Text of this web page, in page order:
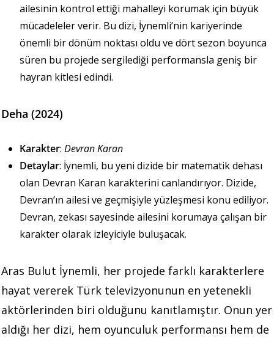
ailesinin kontrol ettiği mahalleyi korumak için büyük
mücadeleler verir. Bu dizi, İynemli’nin kariyerinde
önemli bir dönüm noktası oldu ve dört sezon boyunca
süren bu projede sergilediği performansla geniş bir
hayran kitlesi edindi.
Deha (2024)
Karakter: Devran Karan
Detaylar: İynemli, bu yeni dizide bir matematik dehası
olan Devran Karan karakterini canlandırıyor. Dizide,
Devran’ın ailesi ve geçmişiyle yüzleşmesi konu ediliyor.
Devran, zekası sayesinde ailesini korumaya çalışan bir
karakter olarak izleyiciyle buluşacak.
Aras Bulut İynemli, her projede farklı karakterlere
hayat vererek Türk televizyonunun en yetenekli
aktörlerinden biri olduğunu kanıtlamıştır. Onun yer
aldığı her dizi, hem oyunculuk performansı hem de